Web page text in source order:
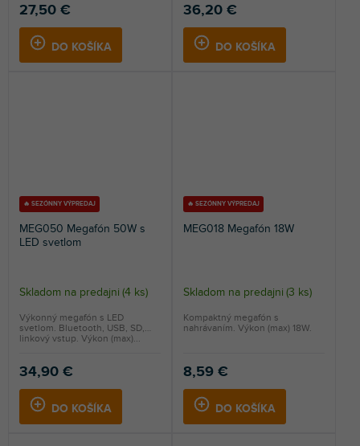
27,50 €
DO KOŠÍKA
36,20 €
DO KOŠÍKA
🔥 SEZÓNNY VÝPREDAJ
MEG050 Megafón 50W s
LED svetlom
Skladom na predajni (4 ks)
34,90 €
DO KOŠÍKA
Výkonný megafón s LED
svetlom. Bluetooth, USB, SD,
linkový vstup. Výkon (max)...
🔥 SEZÓNNY VÝPREDAJ
MEG018 Megafón 18W
Skladom na predajni (3 ks)
8,59 €
DO KOŠÍKA
Kompaktný megafón s
nahrávaním. Výkon (max) 18W.